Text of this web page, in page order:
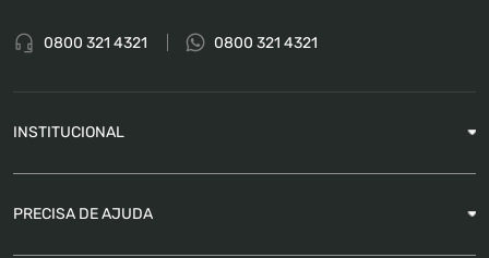
0800 321 4321 0800 321 4321
INSTITUCIONAL
PRECISA DE AJUDA